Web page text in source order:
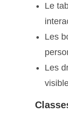
Le
Les
Les